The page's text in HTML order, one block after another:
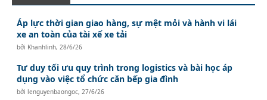
Áp lực thời gian giao hàng, sự mệt mỏi và hành vi lái
xe an toàn của tài xế xe tải
bởi Khanhlinh,28/6/26
Tư duy tối ưu quy trình trong logistics và bài học áp
dụng vào việc tổ chức căn bếp gia đình
bởilenguyenbaongoc,27/6/26